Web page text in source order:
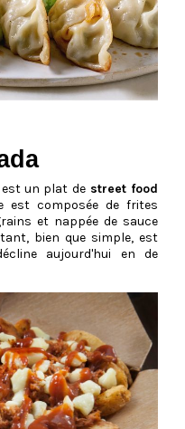
est un plat destreet food
est composée de frites
et nappée de sauce
bien que simple, est
aujourd'hui en de